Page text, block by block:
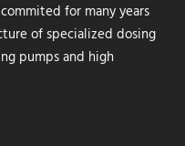
for many years
of specialized dosing
pumps and high